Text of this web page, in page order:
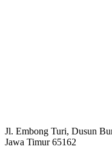
Jl. Embong Turi, Dusun
Jawa Timur 65162